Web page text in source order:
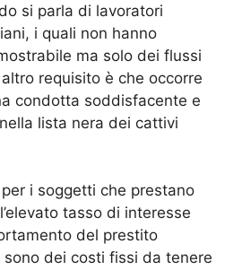
si parla di lavoratori
i quali non hanno
ma solo dei flussi
requisito è che occorre
condotta soddisfacente e
lista nera dei cattivi
i soggetti che prestano
tasso di interesse
del prestito
dei costi fissi da tenere